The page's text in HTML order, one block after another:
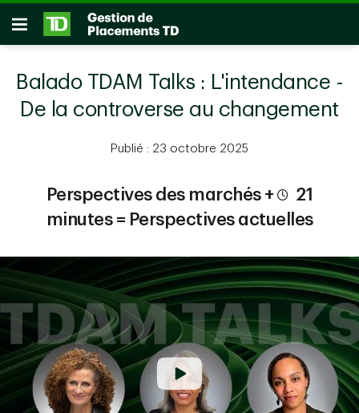
Passer au contenu principal
Ouvrir
Balado TDAM Talks : L'intendance -
De la controverse au changement
Publié : 23 octobre 2025
Perspectives des marchés +
21
minutes = Perspectives actuelles